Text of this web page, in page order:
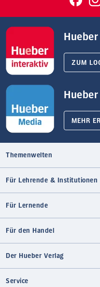
ZUM
MEHR
Themenwelten
Für Lehrende & Institutionen
Für Lernende
Für den Handel
Der Hueber Verlag
Service